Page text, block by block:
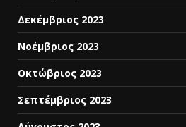
Δεκέμβριος 2023
Νοέμβριος 2023
Οκτώβριος 2023
Σεπτέμβριος 2023